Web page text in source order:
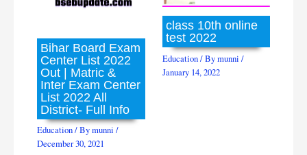
Bihar Board Exam
Center List 2022
Out | Matric &
Inter Exam Center
List 2022 All
District- Full Info
Education/ Bymunni/
December 30, 2021
class 10th online
test 2022
Education/ Bymunni /
January 14, 2022